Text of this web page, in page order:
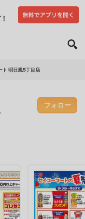
ト 明日風5丁目店
フォロー